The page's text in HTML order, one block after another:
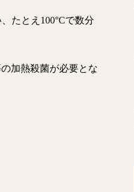
たとえ100°Cで数分
加熱殺菌が必要とな